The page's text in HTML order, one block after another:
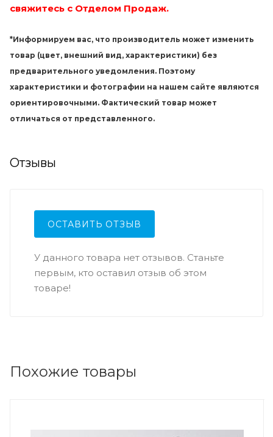
свяжитесь с Отделом Продаж.
*Информируем вас, что производитель может изменить
товар (цвет, внешний вид, характеристики) без
предварительного уведомления. Поэтому
характеристики и фотографии на нашем сайте являются
ориентировочными. Фактический товар может
отличаться от представленного.
Отзывы
ОСТАВИТЬ ОТЗЫВ
У данного товара нет отзывов. Станьте
первым, кто оставил отзыв об этом
товаре!
Похожие товары